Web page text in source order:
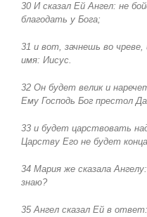
30 И сказал Ей Ангел: не
благодать у Бога;
31 и вот, зачнешь во
имя: Иисус.
32 Он будет велик и
Ему Господь Бог престол
33 и будет царствовать
Царству Его не будет
34 Мария же сказала
знаю?
35 Ангел сказал Ей в